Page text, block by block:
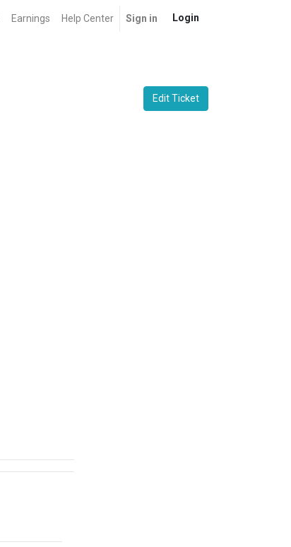
Earnings Help Center Sign in Login
Edit Ticket